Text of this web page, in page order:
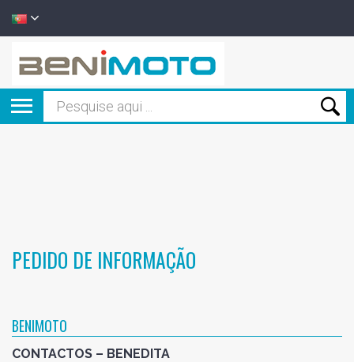
PEDIDO DE INFORMAÇÃO
BENIMOTO
CONTACTOS – BENEDITA